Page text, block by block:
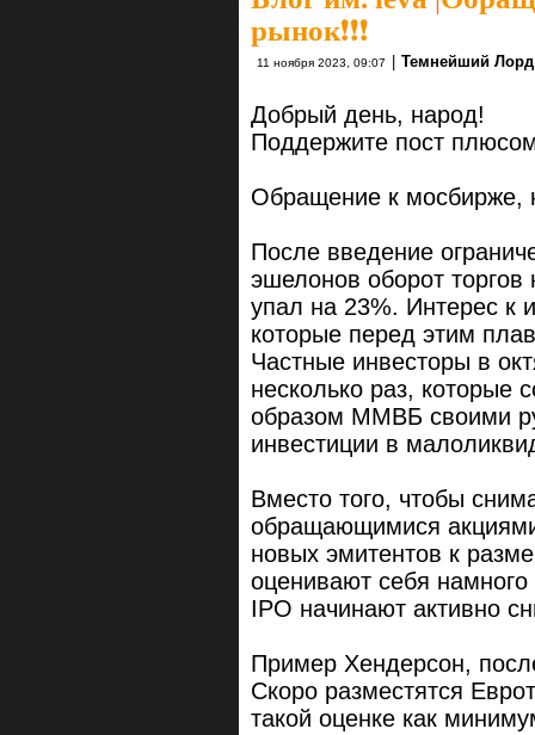
рынок❗❗❗
11 ноября 2023, 09:07 Темнейший Лорд
Добрый день, народ!
Поддержите пост
Обращение к мосбирже,
После введение
эшелонов оборот
упал на 23%. Интерес к
которые перед этим
Частные инвесторы в
несколько раз, которые
образом ММВБ своими
инвестиции в
Вместо того, чтобы
обращающимися
новых эмитентов к
оценивают себя
IPO начинают активно
Пример Хендерсон,
Скоро разместятся
такой оценке как